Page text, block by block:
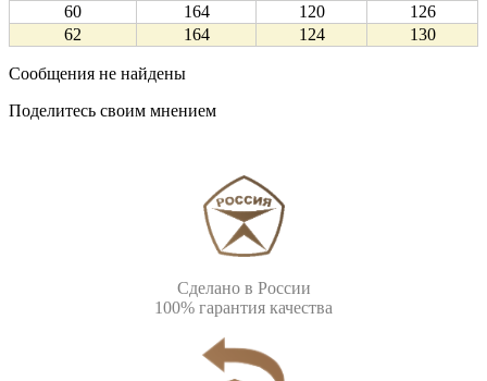
60
164 120
126
62
164 124 130
Сообщения не найдены
Поделитесь своим мнением
Сделано в России
100% гарантия качества